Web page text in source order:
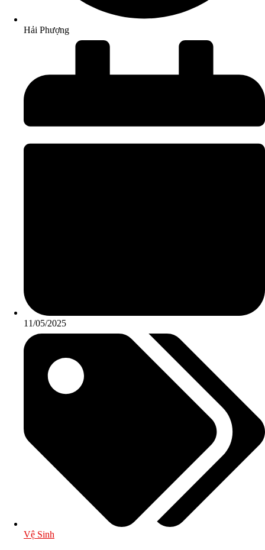
Hải Phượng
11/05/2025
Vệ Sinh